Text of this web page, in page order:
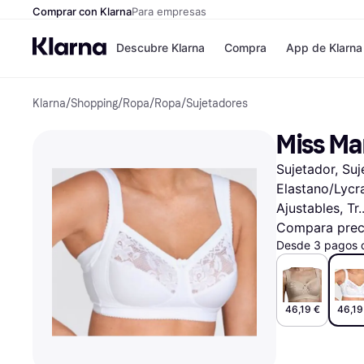
Comprar con KlarnaPara empresas
Descubre Klarna
Paga ahora
Paga en 3 plazos
Paga en 30 días
Financiación
Klarna en Apple
Compra
Shein
Zalando Prive
Zara
JD Sports
Directorio de
App de Klarna
Klarna/Shopping/Ropa/Ropa/Sujetadores
Miss
Sujetador,
Elastano/
Ajustables, Tr
Compara
Desde 3 pagos
46,19 €